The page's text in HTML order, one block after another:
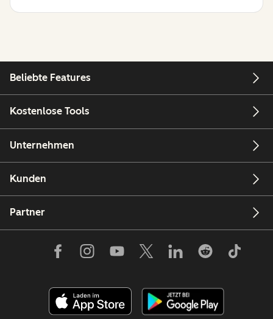
Beliebte Features
Kostenlose Tools
Unternehmen
Kunden
Partner